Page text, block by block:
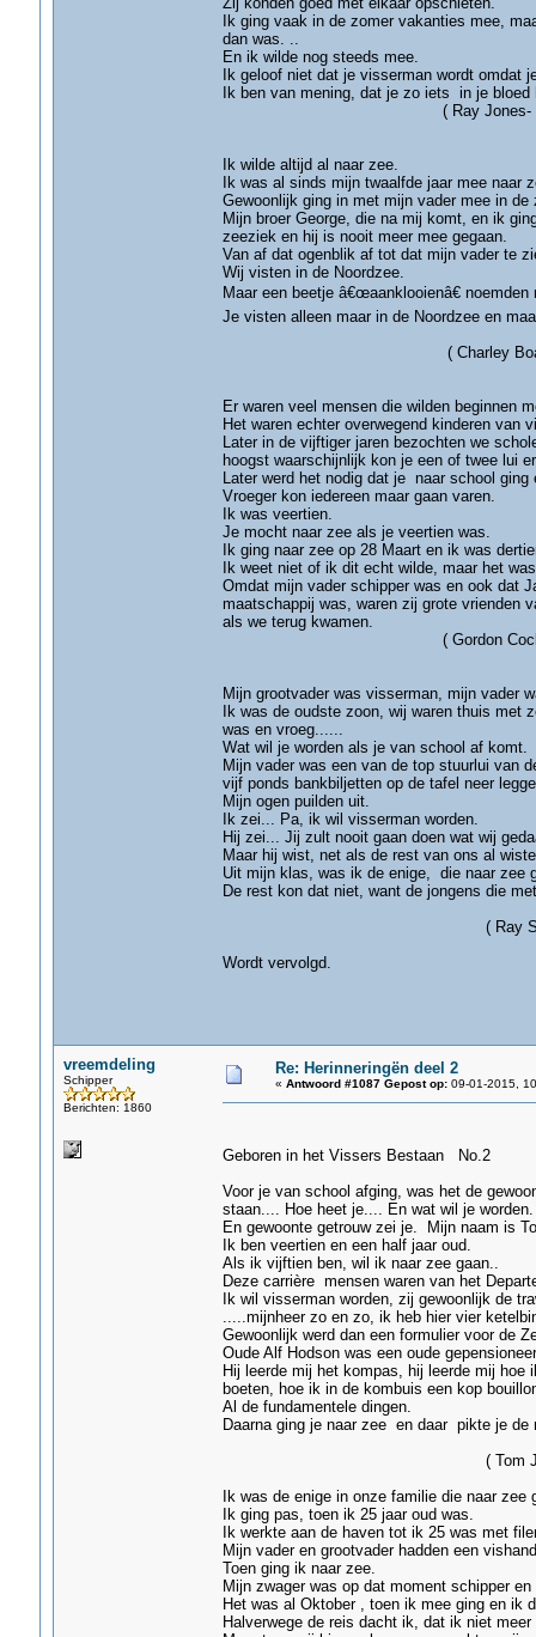
Ik ging vaak in de zomer vakanties mee,
dan was. ..
En ik wilde nog steeds mee.
Ik geloof niet dat je visserman wordt omdat
Ik ben van mening, dat je zo iets in je
( Ray Jones-
Ik wilde altijd al naar zee.
Ik was al sinds mijn twaalfde jaar mee naar
Gewoonlijk ging in met mijn vader mee in de
Mijn broer George, die na mij komt, en ik
zeeziek en hij is nooit meer mee gegaan.
Van af dat ogenblik af tot dat mijn vader te
Wij visten in de Noordzee.
Maar een beetje â€œaanklooienâ€
Je visten alleen maar in de Noordzee
( Charley Board-
Er waren veel mensen die wilden beginnen
Het waren echter overwegend kinderen van
Later in de vijftiger jaren bezochten we
hoogst waarschijnlijk kon je een of twee lui
Later werd het nodig dat je naar school
Vroeger kon iedereen maar gaan varen.
Ik was veertien.
Je mocht naar zee als je veertien was.
Ik ging naar zee op 28 Maart en ik was
Ik weet niet of ik dit echt wilde, maar het
Omdat mijn vader schipper was en ook dat
maatschappij was, waren zij grote vrienden
als we terug kwamen.
( Gordon Cockerill-
Mijn grootvader was visserman, mijn vader
Ik was de oudste zoon, wij waren thuis met
was en vroeg......
Wat wil je worden als je van school af komt.
Mijn vader was een van de top stuurlui van
vijf ponds bankbiljetten op de tafel neer
Mijn ogen puilden uit.
Ik zei... Pa, ik wil visserman worden.
Hij zei... Jij zult nooit gaan doen wat wij
Maar hij wist, net als de rest van ons al
Uit mijn klas, was ik de enige, die naar zee
De rest kon dat niet, want de jongens
( Ray Smith-
Wordt vervolgd.
vreemdeling
Schipper
Berichten: 1860
Re: Herinneringën deel 2
« Antwoord #1087 Gepost op:09-01-2015,
Geboren in het Vissers Bestaan No.2
Voor je van school afging, was het de
staan.... Hoe heet je.... En wat wil je worden.
En gewoonte getrouw zei je. Mijn naam is
Ik ben veertien en een half jaar oud.
Als ik vijftien ben, wil ik naar zee gaan..
Deze carrière mensen waren van het
Ik wil visserman worden, zij gewoonlijk de
.....mijnheer zo en zo, ik heb hier vier
Gewoonlijk werd dan een formulier voor de
Oude Alf Hodson was een oude
Hij leerde mij het kompas, hij leerde mij
boeten, hoe ik in de kombuis een kop
Al de fundamentele dingen.
Daarna ging je naar zee en daar pikte je
( Tom Jacombe
Ik was de enige in onze familie die naar zee
Ik ging pas, toen ik 25 jaar oud was.
Ik werkte aan de haven tot ik 25 was met
Mijn vader en grootvader hadden een
Toen ging ik naar zee.
Mijn zwager was op dat moment schipper
Het was al Oktober , toen ik mee ging en ik
Halverwege de reis dacht ik, dat ik niet